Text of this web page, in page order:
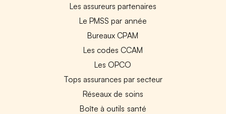
Les assureurs partenaires
Le PMSS par année
Bureaux CPAM
Les codes CCAM
Les OPCO
Tops assurances par secteur
Réseaux de soins
Boîte à outils santé